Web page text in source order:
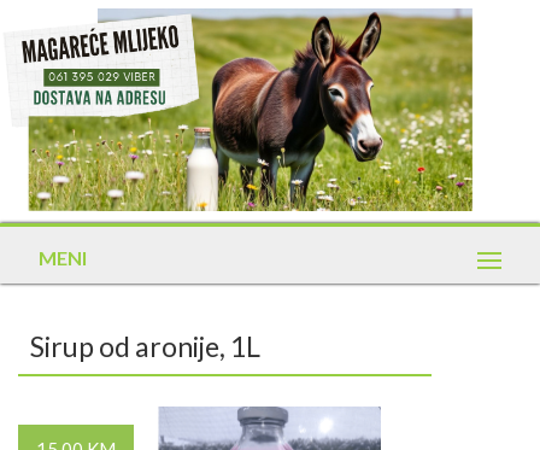
MENI
Sirup od aronije, 1L